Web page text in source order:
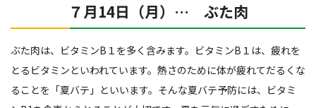
７月14日（月）… ぶた肉
ぶた肉は、ビタミンB１を多く含みます。ビタミンB１は、疲れを
とるビタミンといわれています。熱さのために体が疲れてだるくな
ることを「夏バテ」といいます。そんな夏バテ予防には、ビタミ